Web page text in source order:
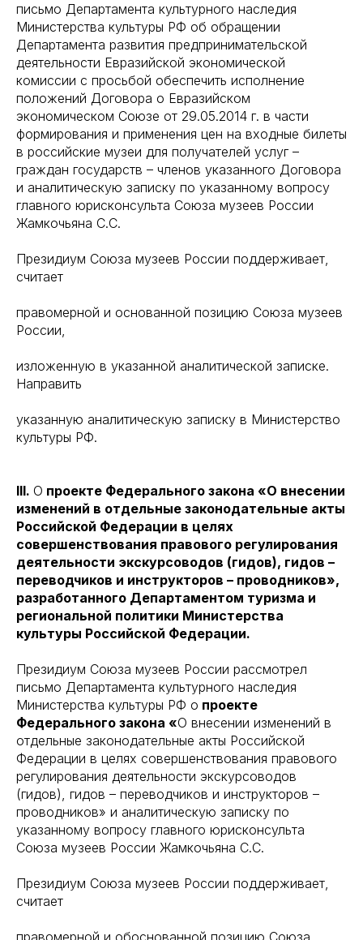
письмо Департамента культурного наследия
Министерства культуры РФ об обращении
Департамента развития предпринимательской
деятельности Евразийской экономической
комиссии с просьбой обеспечить исполнение
положений Договора о Евразийском
экономическом Союзе от 29.05.2014 г. в части
формирования и применения цен на входные билеты
в российские музеи для получателей услуг –
граждан государств – членов указанного Договора
и аналитическую записку по указанному вопросу
главного юрисконсульта Союза музеев России
Жамкочьяна С.С.
Президиум Союза музеев России поддерживает,
считает
правомерной и основанной позицию Союза музеев
России,
изложенную в указанной аналитической записке.
Направить
указанную аналитическую записку в Министерство
культуры РФ.
III. О проекте Федерального закона «О внесении
изменений в отдельные законодательные акты
Российской Федерации в целях
совершенствования правового регулирования
деятельности экскурсоводов (гидов), гидов –
переводчиков и инструкторов – проводников»,
разработанного Департаментом туризма и
региональной политики Министерства
культуры Российской Федерации.
Президиум Союза музеев России рассмотрел
письмо Департамента культурного наследия
Министерства культуры РФ о проекте
Федерального закона «О внесении изменений в
отдельные законодательные акты Российской
Федерации в целях совершенствования правового
регулирования деятельности экскурсоводов
(гидов), гидов – переводчиков и инструкторов –
проводников» и аналитическую записку по
указанному вопросу главного юрисконсульта
Союза музеев России Жамкочьяна С.С.
Президиум Союза музеев России поддерживает,
считает
правомерной и обоснованной позицию Союза